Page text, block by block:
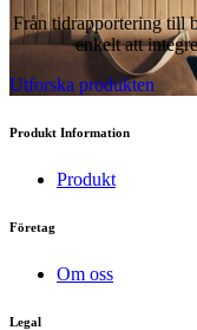
Från tidrapportering till
enkelt att
Utforska produkten
Produkt Information
Produkt
Företag
Om oss
Legal